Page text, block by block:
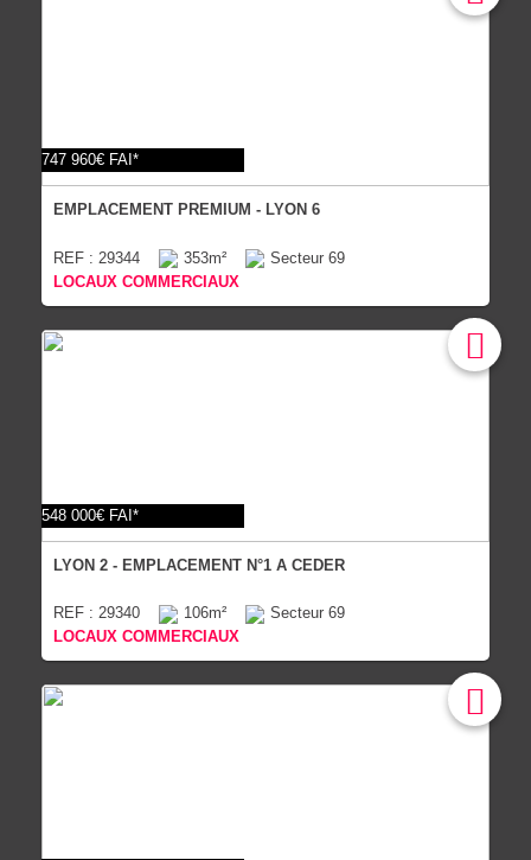
747 960€ FAI*
EMPLACEMENT PREMIUM - LYON 6
REF : 29344 353m²
Secteur 69
LOCAUX COMMERCIAUX
548 000€ FAI*
LYON 2 - EMPLACEMENT N°1 A CEDER
REF : 29340 106m²
Secteur 69
LOCAUX COMMERCIAUX